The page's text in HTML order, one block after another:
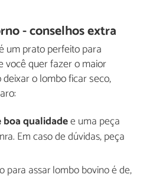
- conselhos extra
um prato perfeito para
você quer fazer o maior
o lombo ficar seco,
boa qualidadee uma peça
Em caso de dúvidas, peça
para assar lombo bovino é de,